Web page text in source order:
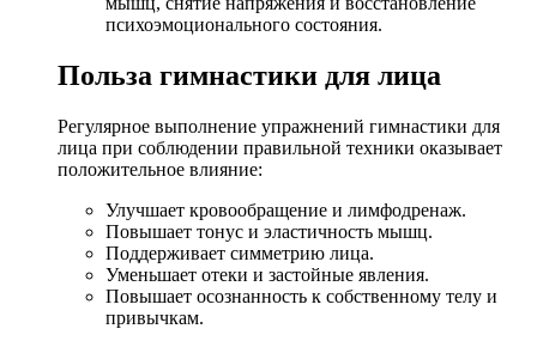
психоэмоционального состояния.
Польза гимнастики для лица
Регулярное выполнение упражнений гимнастики для
лица при соблюдении правильной техники оказывает
положительное влияние:
Улучшает кровообращение и лимфодренаж.
Повышает тонус и эластичность мышц.
Поддерживает симметрию лица.
Уменьшает отеки и застойные явления.
Повышает осознанность к собственному телу и
привычкам.